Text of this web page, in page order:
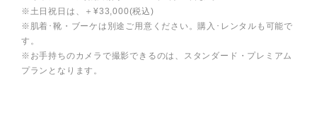
※土日祝日は、＋¥33,000(税込)
※肌着･靴・ブーケは別途ご用意ください。購入･レンタルも可能で
す。
※お手持ちのカメラで撮影できるのは、スタンダード・プレミアム
プランとなります。